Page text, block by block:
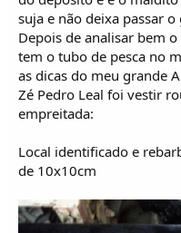
p
i
c
o
s
suja e não deixa passar o
Depois de analisar bem
tem o tubo de pesca no
as dicas do meu grande
Zé Pedro Leal foi vestir
empreitada:
Local identificado e
de 10x10cm